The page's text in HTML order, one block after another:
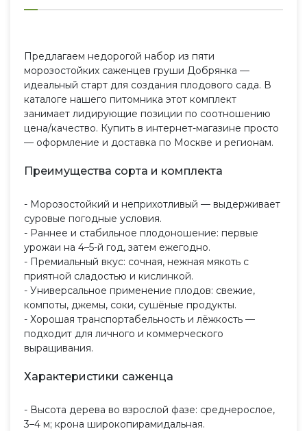
Предлагаем недорогой набор из пяти
морозостойких саженцев груши Добрянка —
идеальный старт для создания плодового сада. В
каталоге нашего питомника этот комплект
занимает лидирующие позиции по соотношению
цена/качество. Купить в интернет-магазине просто
— оформление и доставка по Москве и регионам.
Преимущества сорта и комплекта
- Морозостойкий и неприхотливый — выдерживает
суровые погодные условия.
- Раннее и стабильное плодоношение: первые
урожаи на 4–5-й год, затем ежегодно.
- Премиальный вкус: сочная, нежная мякоть с
приятной сладостью и кислинкой.
- Универсальное применение плодов: свежие,
компоты, джемы, соки, сушёные продукты.
- Хорошая транспортабельность и лёжкость —
подходит для личного и коммерческого
выращивания.
Характеристики саженца
- Высота дерева во взрослой фазе: среднерослое,
3–4 м; крона широкопирамидальная.